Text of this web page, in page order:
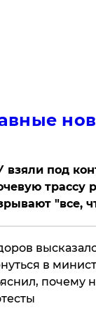
взяли под
трассу
"все,
в
почему